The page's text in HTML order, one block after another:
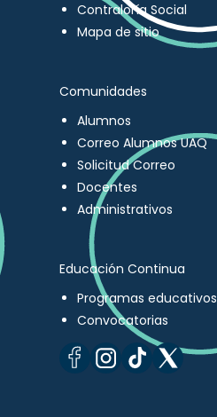
Contraloría Social
Mapa de sitio
Comunidades
Alumnos
Correo Alumnos UAQ
Solicitud Correo
Docentes
Administrativos
Educación Continua
Programas educativos
Convocatorias